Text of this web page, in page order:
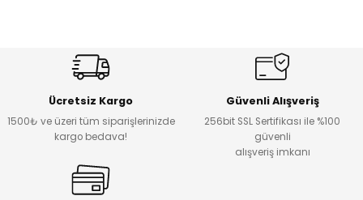
Ücretsiz Kargo
1500₺ ve üzeri tüm siparişlerinizde
kargo bedava!
Güvenli Alışveriş
256bit SSL Sertifikası ile %100
güvenli
alışveriş imkanı